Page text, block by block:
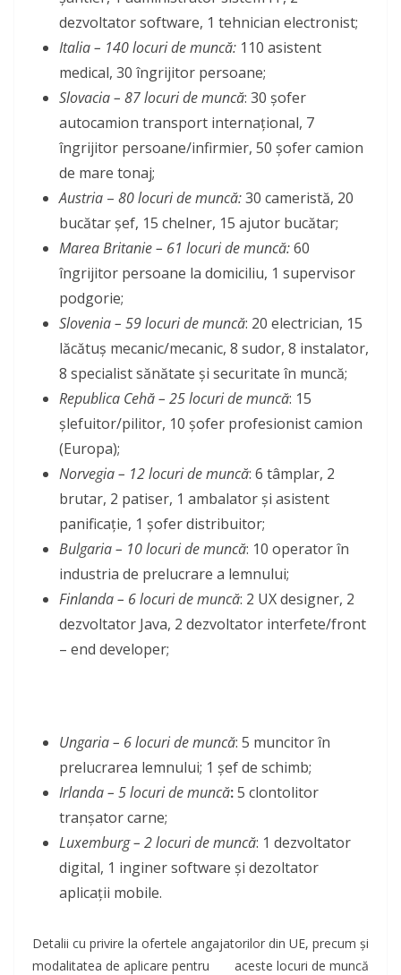
dezvoltator software, 1 tehnician electronist;
Italia – 140 locuri de muncă: 110 asistent
medical, 30 îngrijitor persoane;
Slovacia – 87 locuri de muncă: 30 șofer
autocamion transport internațional, 7
îngrijitor persoane/infirmier, 50 șofer camion
de mare tonaj;
Austria – 80 locuri de muncă:30 cameristă, 20
bucătar șef, 15 chelner, 15 ajutor bucătar;
Marea Britanie – 61 locuri de muncă:60
îngrijitor persoane la domiciliu, 1 supervisor
podgorie;
Slovenia – 59 locuri de muncă: 20 electrician, 15
lăcătuș mecanic/mecanic, 8 sudor, 8 instalator,
8 specialist sănătate și securitate în muncă;
Republica Cehă – 25 locuri de muncă: 15
șlefuitor/pilitor, 10 șofer profesionist camion
(Europa);
Norvegia – 12 locuri de muncă: 6 tâmplar, 2
brutar, 2 patiser, 1 ambalator și asistent
panificație, 1 șofer distribuitor;
Bulgaria – 10 locuri de muncă: 10 operator în
industria de prelucrare a lemnului;
Finlanda – 6 locuri de muncă: 2 UX designer, 2
dezvoltator Java, 2 dezvoltator interfete/front
– end developer;
Ungaria – 6 locuri de muncă: 5 muncitor în
prelucrarea lemnului; 1 șef de schimb;
Irlanda – 5 locuri de muncă:5 clontolitor
tranșator carne;
Luxemburg – 2 locuri de muncă: 1 dezvoltator
digital, 1 inginer software și dezoltator
aplicații mobile.
Detalii cu privire la ofertele angajatorilor din UE, precum și
modalitatea de aplicare pentru aceste locuri de muncă